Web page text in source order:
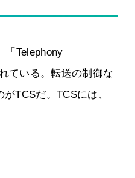
「Telephony
ている。転送の制御な
TCSだ。TCSには、